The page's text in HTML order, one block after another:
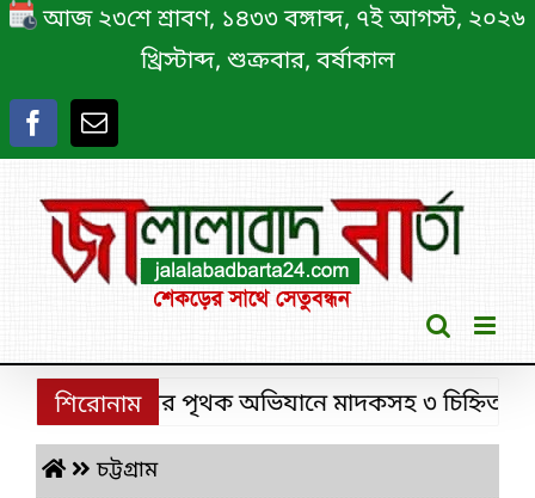
Skip
content
আজ ২৩শে শ্রাবণ, ১৪৩৩ বঙ্গাব্দ, ৭ই আগস্ট, ২০২৬
খ্রিস্টাব্দ, শুক্রবার, বর্ষাকাল
শিরোনাম
শ্রীমঙ্গলে ডিবির পৃথক অভিযানে মাদকসহ ৩ চিহ্নিত মাদক
চট্টগ্রাম